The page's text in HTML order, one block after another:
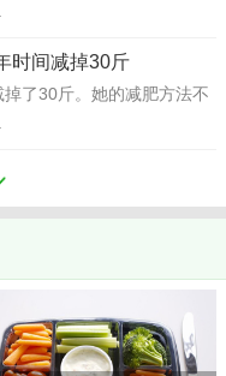
时间减掉30斤
了30斤。她的减肥方法不